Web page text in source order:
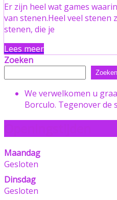
Er zijn heel wat games
van stenen.Heel veel stenen
stenen, die je
Lees meer
Zoeken
Zoeken
We verwelkomen u
Borculo. Tegenover de
Maandag
Gesloten
Dinsdag
Gesloten